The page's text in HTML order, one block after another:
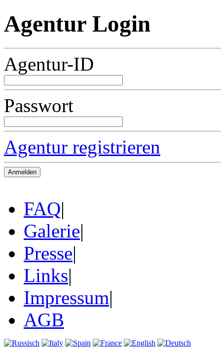
Agentur Login
Agentur-ID
Passwort
Agentur registrieren
FAQ|
Galerie|
Presse|
Links|
Impressum|
AGB